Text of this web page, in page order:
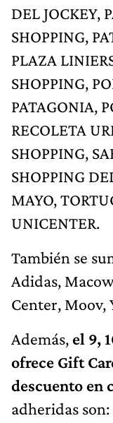
DEL JOCKEY,
SHOPPING,
PLAZA
SHOPPING,
PATAGONIA,
RECOLETA
SHOPPING,
SHOPPING
MAYO,
UNICENTER.
También se
Adidas,
Center, Moov,
Además, el 9,
ofrece Gift
descuento en
adheridas